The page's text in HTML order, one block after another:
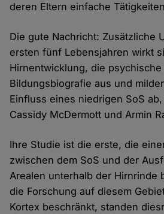
deren Eltern einfache
Die gute Nachricht: Zusätzliche
ersten fünf Lebensjahren wirkt
Hirnentwicklung, die
Bildungsbiografie aus und
Einfluss eines niedrigen SoS
Cassidy McDermott und Armin
Ihre Studie ist die erste, die
zwischen dem SoS und der
Arealen unterhalb der Hirnrinde
die Forschung auf diesem
Kortex beschränkt, standen